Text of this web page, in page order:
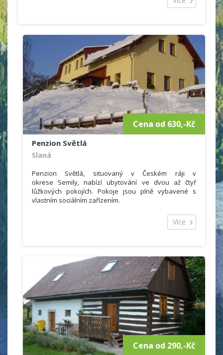
Cena od 630,-Kč
Penzion Světlá
Slaná
Penzion Světlá, situovaný v Českém ráji v
okrese Semily, nabízí ubytování ve dvou až čtyř
lůžkových pokojích. Pokoje jsou plně vybavené s
vlastním sociálním zařízením.
nachází v malebné oblasti Českého ráje u hory
Kozákov, která je známá především výskytem
ročníky či rodiny s dětmi, tak i seniory či páry, prostě
všechny, kteří májí rádi Český ráj a dobré jídlo.
Více
Cena od 290,-Kč